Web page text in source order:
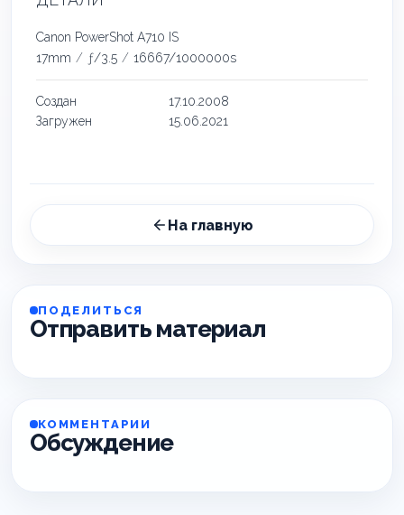
Canon PowerShot A710 IS
17mm / ƒ/3.5 / 16667/1000000s
Создан
17.10.2008
Загружен
15.06.2021
На главную
ПОДЕЛИТЬСЯ
Отправить материал
КОММЕНТАРИИ
Обсуждение